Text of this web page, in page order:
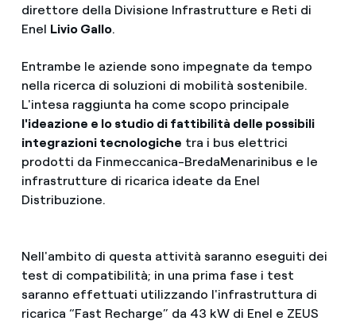
direttore della Divisione Infrastrutture e Reti di
Enel Livio Gallo.
Entrambe le aziende sono impegnate da tempo
nella ricerca di soluzioni di mobilità sostenibile.
L'intesa raggiunta ha come scopo principale
l'ideazione e lo studio di fattibilità delle possibili
integrazioni tecnologiche tra i bus elettrici
prodotti da Finmeccanica-BredaMenarinibus e le
infrastrutture di ricarica ideate da Enel
Distribuzione.
Nell'ambito di questa attività saranno eseguiti dei
test di compatibilità; in una prima fase i test
saranno effettuati utilizzando l'infrastruttura di
ricarica “Fast Recharge” da 43 kW di Enel e ZEUS